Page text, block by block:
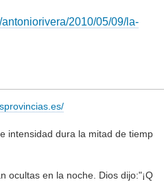
2010/05/09/la-
intensidad dura la mitad de tiemp
ocultas en la noche. Dios dijo:"¡Q